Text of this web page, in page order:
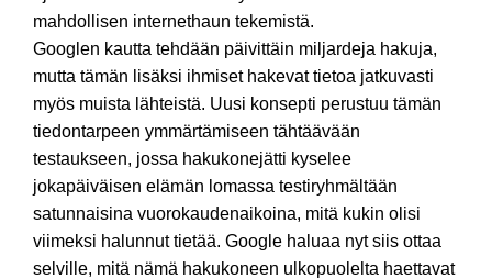
mahdollisen internethaun tekemistä.
Googlen kautta tehdään päivittäin miljardeja hakuja,
mutta tämän lisäksi ihmiset hakevat tietoa jatkuvasti
myös muista lähteistä. Uusi konsepti perustuu tämän
tiedontarpeen ymmärtämiseen tähtäävään
testaukseen, jossa hakukonejätti kyselee
jokapäiväisen elämän lomassa testiryhmältään
satunnaisina vuorokaudenaikoina, mitä kukin olisi
viimeksi halunnut tietää. Google haluaa nyt siis ottaa
selville, mitä nämä hakukoneen ulkopuolelta haettavat